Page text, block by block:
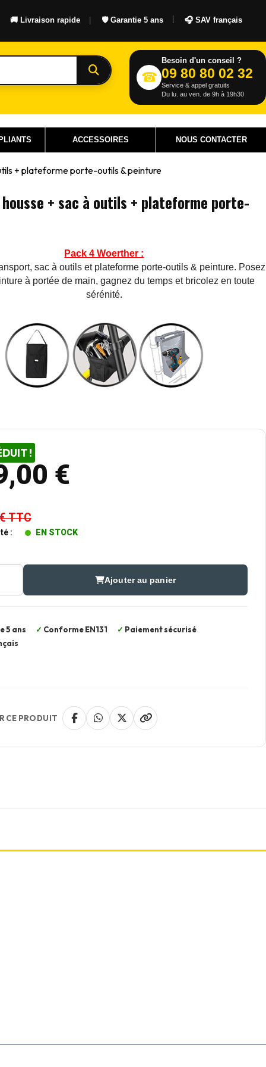
🚚 Livraison rapide 🛡 Garantie 5 ans 🎧 SAV français
Rechercher
☎
Besoin d'un conseil ?
09 80 80 02 32
Service & appel gratuits
Du lu. au ven. de 9h à 19h30
ACCESSOIRES NOUS CONTACTER
+ plateforme porte-outils & peinture
+ sac à outils + plateforme porte-
Pack 4 Woerther :
sac à outils et plateforme porte-outils & peinture. Posez
à portée de main, gagnez du temps et bricolez en toute
sérénité.
!
€
TTC
: EN STOCK
Ajouter au panier
5 ans Conforme EN131
Paiement sécurisé
CE PRODUIT